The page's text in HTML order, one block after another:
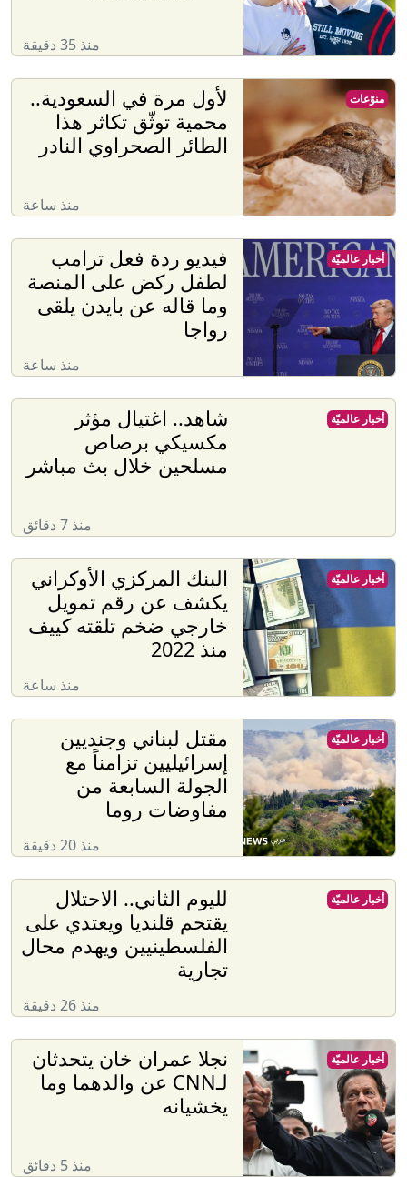
منذ 35 دقيقة
لأول مرة في السعودية..
محمية توثّق تكاثر هذا
الطائر الصحراوي النادر
منذ ساعة
منوّعات
فيديو ردة فعل ترامب
لطفل ركض على المنصة
وما قاله عن بايدن يلقى
رواجا
منذ ساعة
أخبار عالميّة
شاهد.. اغتيال مؤثر
مكسيكي برصاص
مسلحين خلال بث مباشر
منذ 7 دقائق
أخبار عالميّة
البنك المركزي الأوكراني
يكشف عن رقم تمويل
خارجي ضخم تلقته كييف
منذ 2022
منذ ساعة
أخبار عالميّة
مقتل لبناني وجنديين
إسرائيليين تزامناً مع
الجولة السابعة من
مفاوضات روما
منذ 20 دقيقة
أخبار عالميّة
لليوم الثاني.. الاحتلال
يقتحم قلنديا ويعتدي على
الفلسطينيين ويهدم محال
تجارية
منذ 26 دقيقة
أخبار عالميّة
نجلا عمران خان يتحدثان
لـCNN عن والدهما وما
يخشيانه
منذ 5 دقائق
أخبار عالميّة